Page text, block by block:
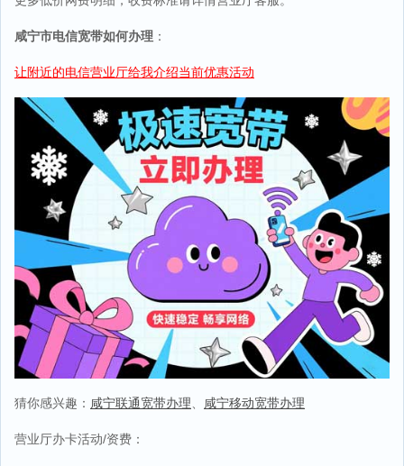
咸宁市电信宽带如何办理 ：
让附近的电信营业厅给我介绍当前优惠活动
猜你感兴趣： 咸宁联通宽带办理 咸宁移动宽带办理
营业厅办卡活动/资费：